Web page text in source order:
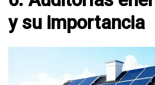
y su importancia